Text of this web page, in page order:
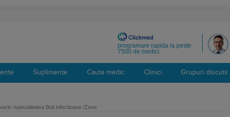
programare rapida la peste
7500 de medici
Suplimente Cauta medic Clinici Grupuri discutii
/specialitatea Boli infectioase /Zone